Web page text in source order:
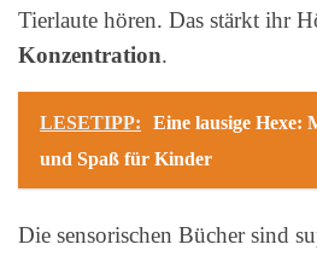
Tierlaute hören. Das stärkt ihr
Konzentration.
LESETIPP:
Eine lausige Hexe:
und Spaß für Kinder
Die sensorischen Bücher sind